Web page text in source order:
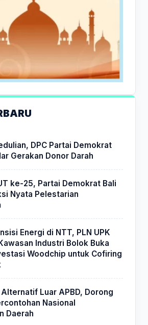
DPC Partai Demokrat
Gerakan Donor Darah
ke-25, Partai Demokrat Bali
Nyata Pelestarian
Energi di NTT, PLN UPK
Industri Bolok Buka
Woodchip untuk Cofiring
Luar APBD, Dorong
Nasional
Daerah